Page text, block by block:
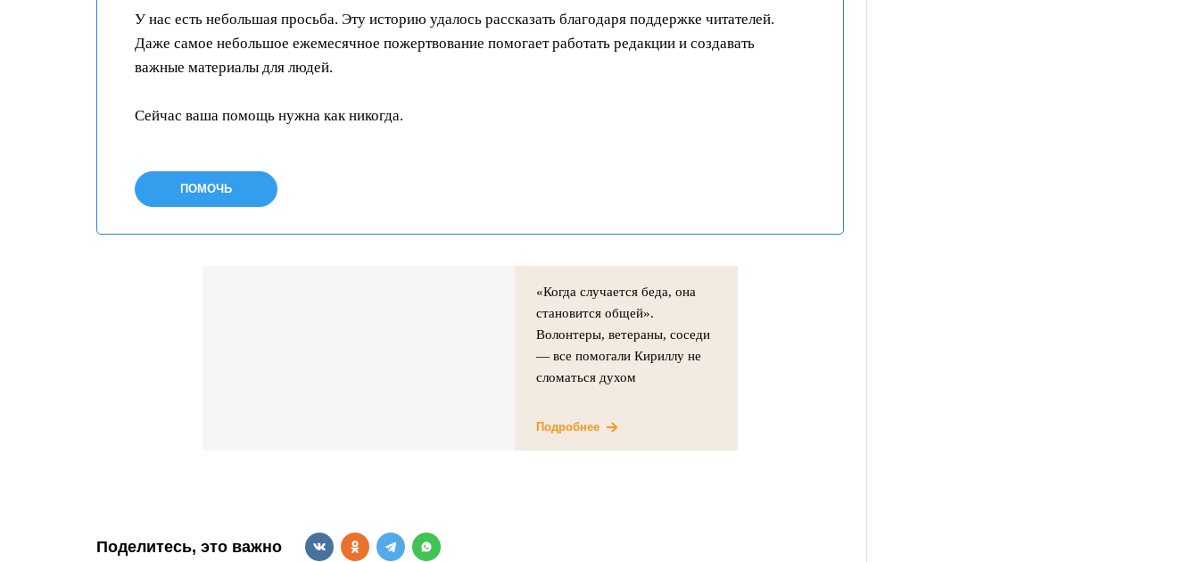
У нас есть небольшая просьба. Эту историю удалось рассказать благодаря поддержке читателей.
Даже самое небольшое ежемесячное пожертвование помогает работать редакции и создавать
важные материалы для людей.
Сейчас ваша помощь нужна как никогда.
ПОМОЧЬ
«Когда случается беда, она
становится общей».
Волонтеры, ветераны, соседи
— все помогали Кириллу не
сломаться духом
Подробнее
Поделитесь, это важно